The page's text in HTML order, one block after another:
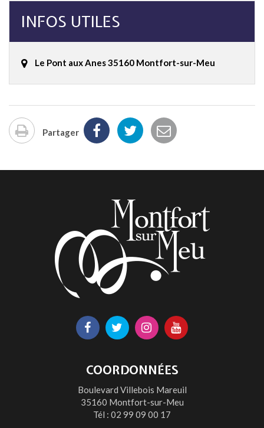
INFOS UTILES
Le Pont aux Anes 35160 Montfort-sur-Meu
Imprimer
Partager
Lien
le
compte
Facebook
Lien
le
compte
Twitter
Lien
le
compte
Instagram
Lien
la
chaîne
Youtube
COORDONNÉES
Boulevard Villebois Mareuil
35160 Montfort-sur-Meu
Tél : 02 99 09 00 17